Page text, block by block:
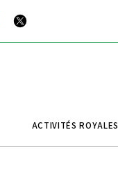
ACTIVITÉS ROYALES